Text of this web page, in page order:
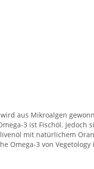
aus Mikroalgen
3 ist Fischöl.
mit natürlichem
Omega-3 von